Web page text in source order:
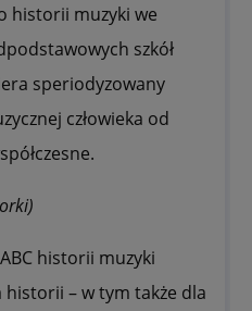
historii muzyki we
szkół
speriodyzowany
człowieka od
historii muzyki
historii – w tym także dla